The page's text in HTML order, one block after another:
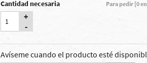
Cantidad necesaria
+
-
Para pedir [0
Avíseme cuando el producto esté